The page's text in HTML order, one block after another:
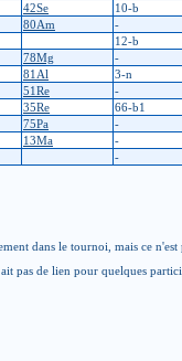
42Se 10-b
80Am -
12-b
78Mg -
81Al 3-n
51Re -
35Re 66-b1
75Pa -
13Ma -
-
dans le tournoi, mais ce n'est
pas de lien pour quelques